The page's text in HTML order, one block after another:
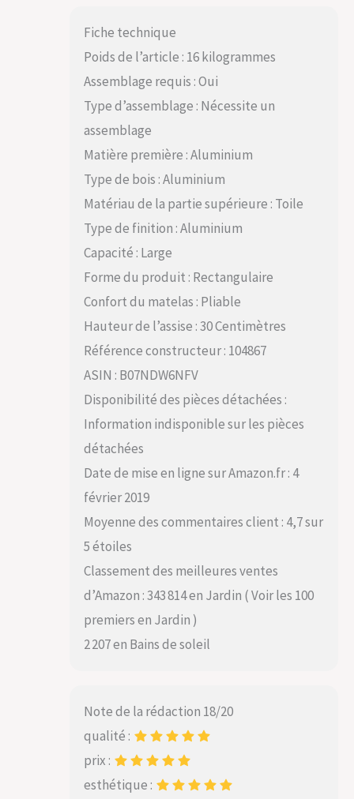
Fiche technique
Poids de l’article : 16 kilogrammes
Assemblage requis : Oui
Type d’assemblage : Nécessite un
assemblage
Matière première : Aluminium
Type de bois : Aluminium
Matériau de la partie supérieure : Toile
Type de finition : Aluminium
Capacité : Large
Forme du produit : Rectangulaire
Confort du matelas : Pliable
Hauteur de l’assise : 30 Centimètres
Référence constructeur : 104867
ASIN : B07NDW6NFV
Disponibilité des pièces détachées :
Information indisponible sur les pièces
détachées
Date de mise en ligne sur Amazon.fr : 4
février 2019
Moyenne des commentaires client : 4,7 sur
5 étoiles
Classement des meilleures ventes
d’Amazon : 343 814 en Jardin ( Voir les 100
premiers en Jardin )
2 207 en Bains de soleil
Note de la rédaction 18/20
qualité :
prix :
esthétique :